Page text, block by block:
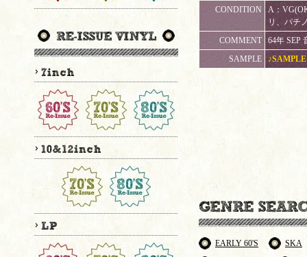
CONDITION
A：
リ、パチ
COMMENT
64年 SEP
SAMPLE
♪SAMPLE
EARLY 60'S
SKA